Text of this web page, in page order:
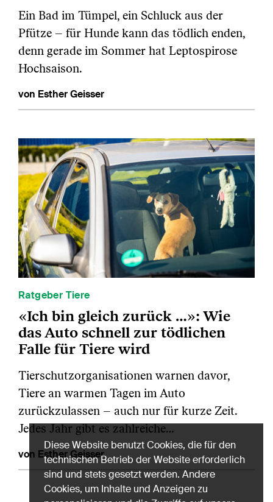
Ein Bad im Tümpel, ein Schluck aus der
Pfütze – für Hunde kann das tödlich enden,
denn gerade im Sommer hat Leptospirose
Hochsaison.
von Esther Geisser
Ratgeber Tiere
«Ich bin gleich zurück …»: Wie
das Auto schnell zur tödlichen
Falle für Tiere wird
Tierschutzorganisationen warnen davor,
Tiere an warmen Tagen im Auto
zurückzulassen – auch nur für kurze Zeit.
Jedes Jahr gibt es zahlreiche…
von Esther Geisser
Diese Website benutzt Cookies, die für den
technischen Betrieb der Website erforderlich
sind und stets gesetzt werden. Andere
Cookies, um Inhalte und Anzeigen zu